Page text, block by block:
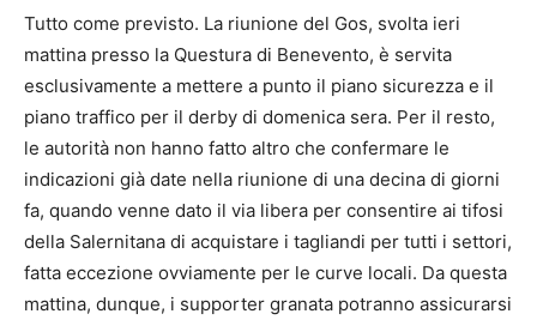
Tutto come previsto. La riunione del Gos, svolta ieri
mattina presso la Questura di Benevento, è servita
esclusivamente a mettere a punto il piano sicurezza e il
piano traffico per il derby di domenica sera. Per il resto,
le autorità non hanno fatto altro che confermare le
indicazioni già date nella riunione di una decina di giorni
fa, quando venne dato il via libera per consentire ai tifosi
della Salernitana di acquistare i tagliandi per tutti i settori,
fatta eccezione ovviamente per le curve locali. Da questa
mattina, dunque, i supporter granata potranno assicurarsi